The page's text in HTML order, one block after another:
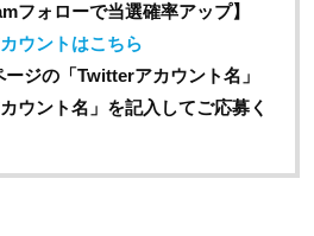
フォローで当選確率アップ】
ウントはこちら
ジの「Twitterアカウント名」
ウント名 」を記入してご応募く